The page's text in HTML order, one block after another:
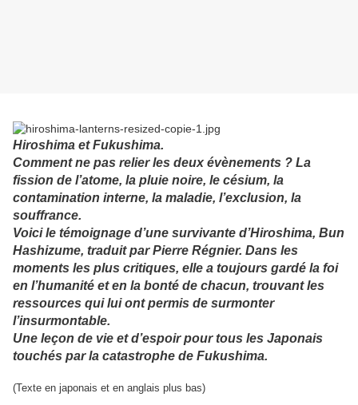
Hiroshima et Fukushima.
Comment ne pas relier les deux évènements ? La
fission de l’atome, la pluie noire, le césium, la
contamination interne, la maladie, l’exclusion, la
souffrance.
Voici le témoignage d’une survivante d’Hiroshima, Bun
Hashizume, traduit par Pierre Régnier. Dans les
moments les plus critiques, elle a toujours gardé la foi
en l’humanité et en la bonté de chacun, trouvant les
ressources qui lui ont permis de surmonter
l’insurmontable.
Une leçon de vie et d’espoir pour tous les Japonais
touchés par la catastrophe de Fukushima.
(Texte en japonais et en anglais plus bas)